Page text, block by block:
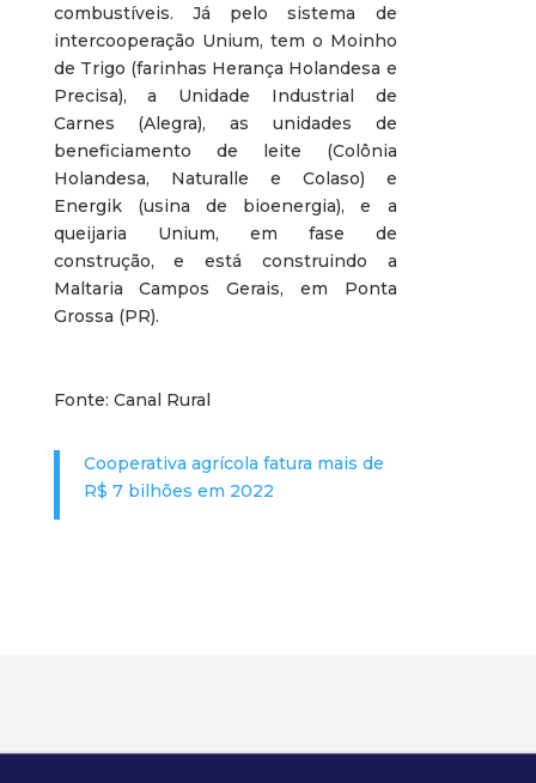
combustíveis. Já pelo sistema de
intercooperação Unium, tem o Moinho
de Trigo (farinhas Herança Holandesa e
Precisa), a Unidade Industrial de
Carnes (Alegra), as unidades de
beneficiamento de leite (Colônia
Holandesa, Naturalle e Colaso) e
Energik (usina de bioenergia), e a
queijaria Unium, em fase de
construção, e está construindo a
Maltaria Campos Gerais, em Ponta
Grossa (PR).
Fonte: Canal Rural
Cooperativa agrícola fatura mais de
R$ 7 bilhões em 2022